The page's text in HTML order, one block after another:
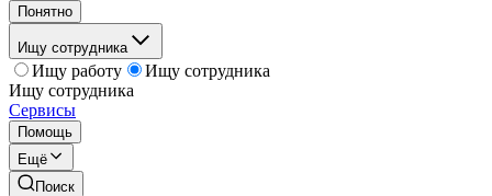
Понятно
Ищу сотрудника
Ищу работу
Ищу сотрудника
Ищу сотрудника
Сервисы
Помощь
Ещё
Поиск